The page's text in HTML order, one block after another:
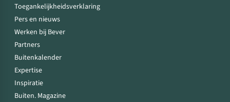
Toegankelijkheidsverklaring
Pers en nieuws
Werken bij Bever
Partners
Buitenkalender
Expertise
Inspiratie
Buiten. Magazine